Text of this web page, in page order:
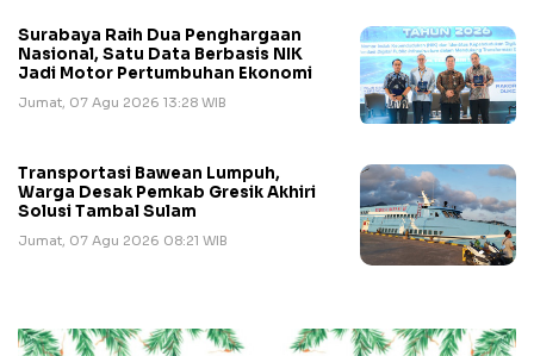
Surabaya Raih Dua Penghargaan
Nasional, Satu Data Berbasis NIK
Jadi Motor Pertumbuhan Ekonomi
Jumat, 07 Agu 2026 13:28 WIB
Transportasi Bawean Lumpuh,
Warga Desak Pemkab Gresik Akhiri
Solusi Tambal Sulam
Jumat, 07 Agu 2026 08:21 WIB